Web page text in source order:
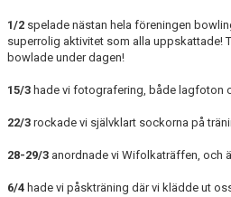
1/2 spelade nästan hela föreningen
superrolig aktivitet som alla uppskattade!
bowlade under dagen!
15/3 hade vi fotografering, både lagfoton
22/3 rockade vi självklart sockorna på
28-29/3 anordnade vi Wifolkaträffen, och
6/4 hade vi påskträning där vi klädde ut